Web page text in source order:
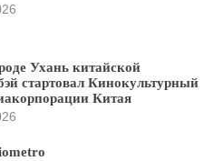
Ухань китайской
стартовал Кинокультурный
Китая